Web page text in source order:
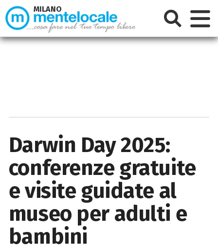
Darwin Day 2025:
conferenze gratuite
e visite guidate al
museo per adulti e
bambini
MILANO